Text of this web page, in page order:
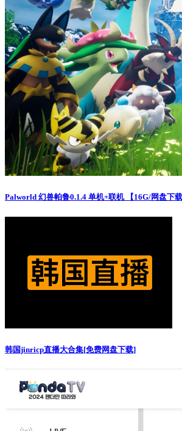
Palworld 幻兽帕鲁0.1.4 单机+联机 【16G/网盘下载
韩国jinricp直播大合集[免费网盘下载]